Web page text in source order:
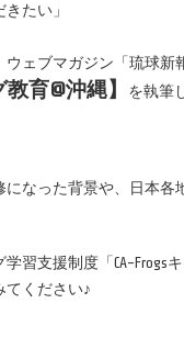
たい」
ェブマガジン「琉球新
育@沖縄】 を執筆
なった背景や、日本
習支援制度「CA-Frogs
てください♪